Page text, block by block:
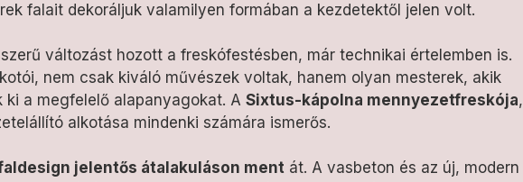
falait dekoráljuk valamilyen formában a kezdetektől jelen volt.
változást hozott a freskófestésben, már technikai értelemben is.
nem csak kiváló művészek voltak, hanem olyan mesterek, akik
ki a megfelelő alapanyagokat. A Sixtus-kápolna mennyezetfreskója,
alkotása mindenki számára ismerős.
jelentős átalakuláson ment át. A vasbeton és az új, modern